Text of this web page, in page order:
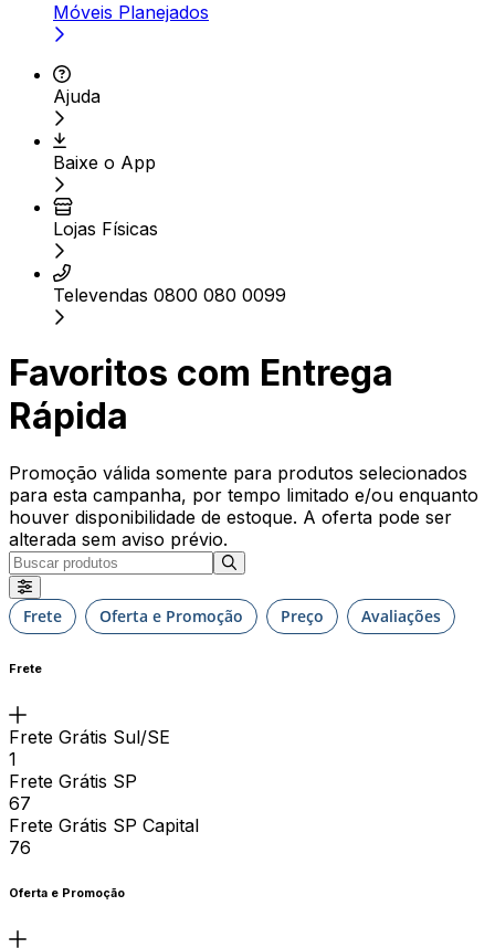
Móveis Planejados
Ajuda
Baixe o App
Lojas Físicas
Televendas 0800 080 0099
Favoritos com Entrega
Rápida
Promoção válida somente para produtos selecionados
para esta campanha, por tempo limitado e/ou enquanto
houver disponibilidade de estoque. A oferta pode ser
alterada sem aviso prévio.
Frete Oferta e Promoção Preço Avaliações
Frete
Frete Grátis Sul/SE
1
Frete Grátis SP
67
Frete Grátis SP Capital
76
Oferta e Promoção